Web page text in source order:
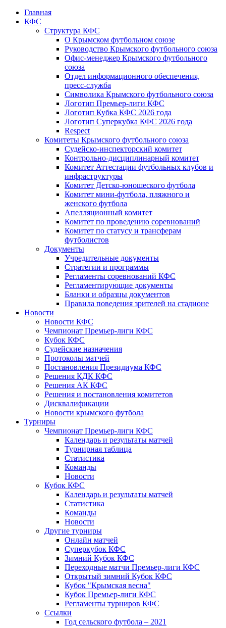
Главная
КФС
Структура КФС
О Крымском футбольном союзе
Руководство Крымского футбольного союза
Офис-менеджер Крымского футбольного
союза
Отдел информационного обеспечения,
пресс-служба
Символика Крымского футбольного союза
Логотип Премьер-лиги КФС
Логотип Кубка КФС 2026 года
Логотип Суперкубка КФС 2026 года
Respect
Комитеты Крымского футбольного союза
Судейско-инспекторский комитет
Контрольно-дисциплинарный комитет
Комитет Аттестации футбольных клубов и
инфраструктуры
Комитет Детско-юношеского футбола
Комитет мини-футбола, пляжного и
женского футбола
Апелляционный комитет
Комитет по проведению соревнований
Комитет по статусу и трансферам
футболистов
Документы
Учредительные документы
Стратегии и программы
Регламенты соревнований КФС
Регламентирующие документы
Бланки и образцы документов
Правила поведения зрителей на стадионе
Новости
Новости КФС
Чемпионат Премьер-лиги КФС
Кубок КФС
Судейские назначения
Протоколы матчей
Постановления Президиума КФС
Решения КДК КФС
Решения АК КФС
Решения и постановления комитетов
Дисквалификации
Новости крымского футбола
Турниры
Чемпионат Премьер-лиги КФС
Календарь и результаты матчей
Турнирная таблица
Статистика
Команды
Новости
Кубок КФС
Календарь и результаты матчей
Статистика
Команды
Новости
Другие турниры
Онлайн матчей
Суперкубок КФС
Зимний Кубок КФС
Переходные матчи Премьер-лиги КФС
Открытый зимний Кубок КФС
Кубок "Крымская весна"
Кубок Премьер-лиги КФС
Регламенты турниров КФС
Ссылки
Год сельского футбола – 2021